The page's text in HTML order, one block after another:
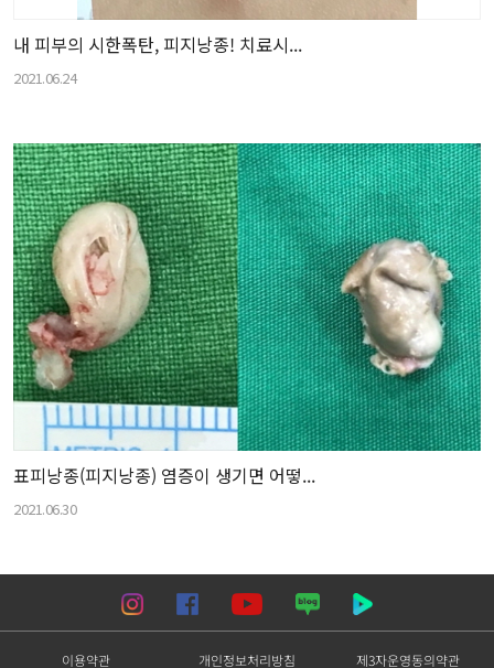
내 피부의 시한폭탄, 피지낭종! 치료시...
2021.06.24
표피낭종(피지낭종) 염증이 생기면 어떻...
2021.06.30
이용약관 개인정보처리방침 제3자운영동의약관